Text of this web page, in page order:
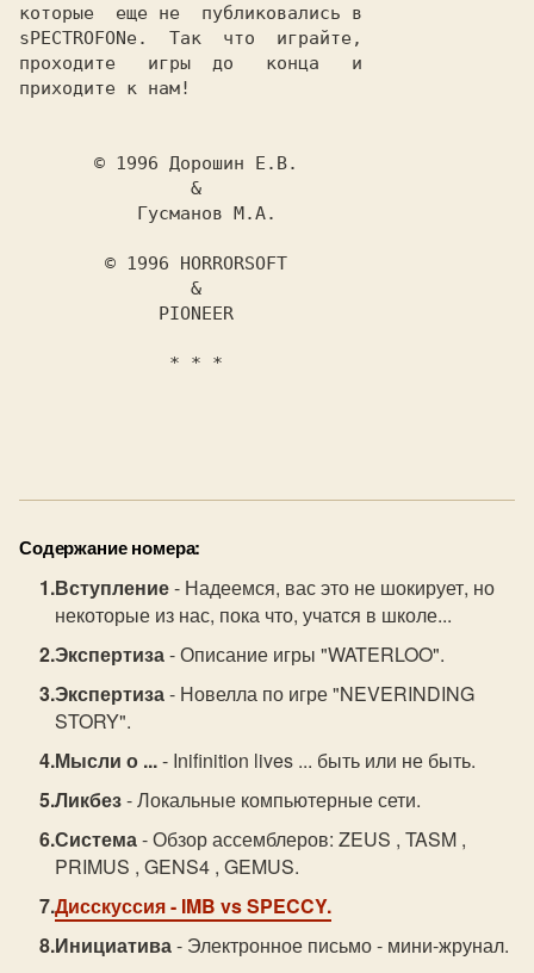
sPECTROFONe.  Так  что  играйте,
проходите   игры  до   конца   и
приходите к нам!
© 1996 Дорошин Е.В.
&
Гусманов М.А.
© 1996 HORRORSOFT
&
PIONEER
* * *
Содержание номера:
Вступление- Надеемся, вас это не шокирует, но
некоторые из нас, пока что, учатся в школе...
Экспертиза- Описание игры "WATERLOO".
Экспертиза- Новелла по игре "NEVERINDING
STORY".
Мысли о ...- Inifinition lives ... быть или не быть.
Ликбез- Локальные компьютерные сети.
Система- Обзор ассемблеров: ZEUS , TASM ,
PRIMUS , GENS4 , GEMUS.
Дисскуссия- IMB vs SPECCY.
Инициатива- Электронное письмо - мини-жрунал.